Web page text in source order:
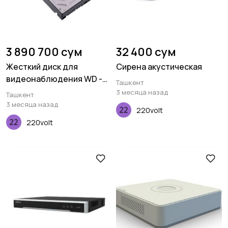
3 890 700 сум
Жесткий диск для
видеонаблюдения WD -
Purple - WD80PURX-78
Ташкент
3 месяца назад
220volt
32 400 сум
Сирена акустическая
Ташкент
3 месяца назад
220volt